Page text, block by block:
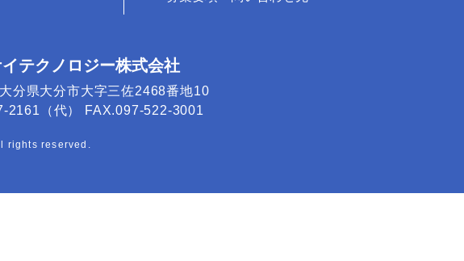
テクノロジー株式会社
分県大分市大字三佐2468番地10
2161（代） FAX.097-522-3001
rights reserved.